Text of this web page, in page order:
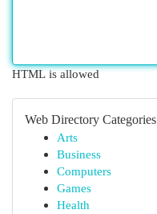
HTML is allowed
Web Directory Categories
Arts
Business
Computers
Games
Health